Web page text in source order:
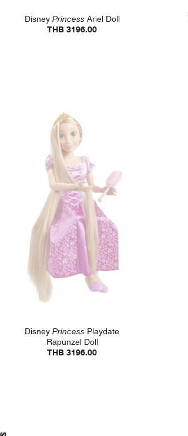
DisneyPrincess Ariel Doll
THB 3196.00
DisneyPrincess Playdate
Rapunzel Doll
THB 3196.00